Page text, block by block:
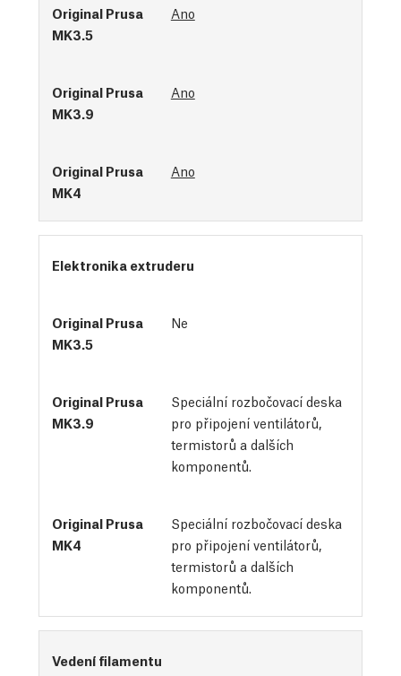
Ano
Ano
Ano
Elektronika extruderu
Ne
Speciální rozbočovací deska
pro připojení ventilátorů,
termistorů a dalších
komponentů.
Speciální rozbočovací deska
pro připojení ventilátorů,
termistorů a dalších
komponentů.
Vedení filamentu